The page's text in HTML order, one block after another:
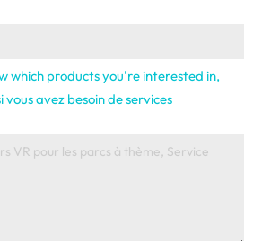
which products you're interested in,
vous avez besoin de services